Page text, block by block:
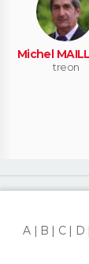
Michel
treon
A
B C D